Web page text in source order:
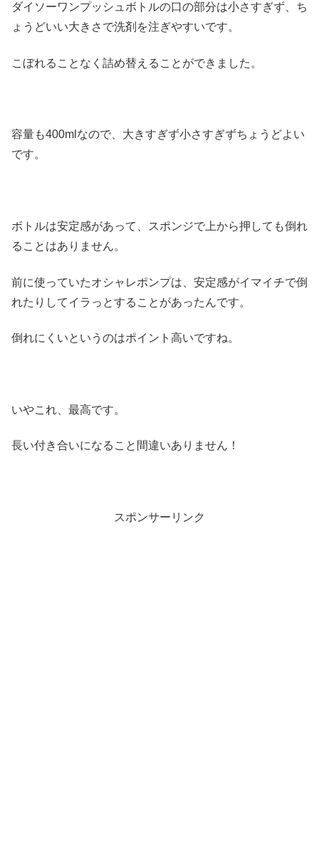
ダイソーワンプッシュボトルの口の部分は小さすぎず、ち
ょうどいい大きさで洗剤を注ぎやすいです。
こぼれることなく詰め替えることができました。
容量も400mlなので、大きすぎず小さすぎずちょうどよい
です。
ボトルは安定感があって、スポンジで上から押しても倒れ
ることはありません。
前に使っていたオシャレポンプは、安定感がイマイチで倒
れたりしてイラっとすることがあったんです。
倒れにくいというのはポイント高いですね。
いやこれ、最高です。
長い付き合いになること間違いありません！
スポンサーリンク